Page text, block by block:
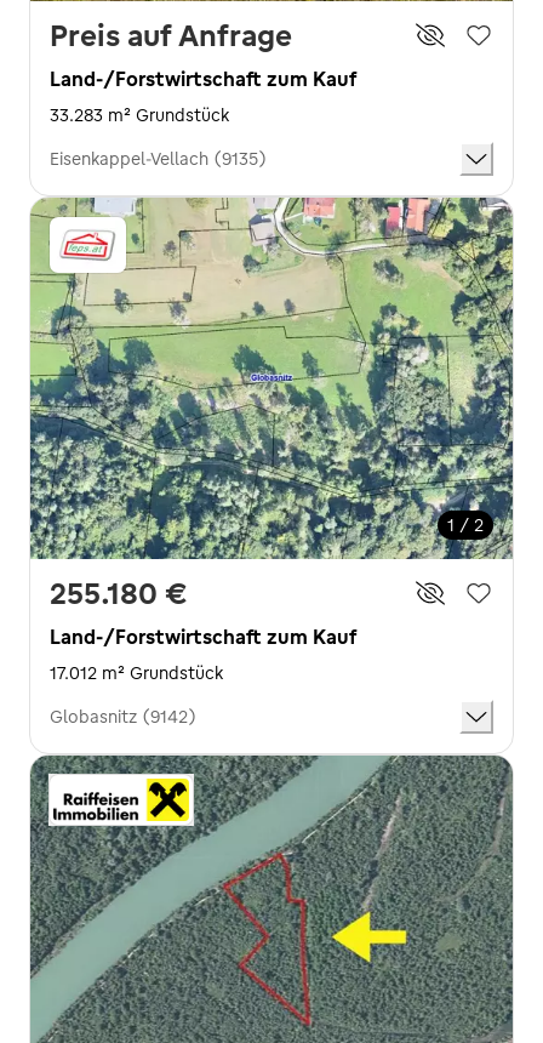
Preis auf Anfrage
Land-/Forstwirtschaft zum Kauf
33.283 m² Grundstück
Eisenkappel-Vellach (9135)
1 / 2
255.180 €
Land-/Forstwirtschaft zum Kauf
17.012 m² Grundstück
Globasnitz (9142)